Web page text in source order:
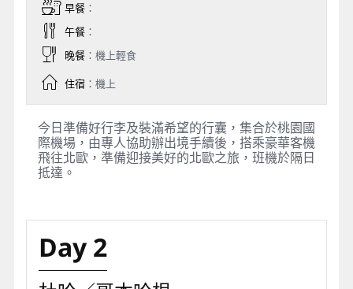
早餐：
午餐：
晚餐：機上輕食
住宿：機上
今日準備好行李及裝滿希望的行囊，集合於桃園國
際機場，由專人協助辦出境手續後，搭乘豪華客機
飛往北歐，準備迎接美好的北歐之旅，班機於隔日
抵達。
Day 2